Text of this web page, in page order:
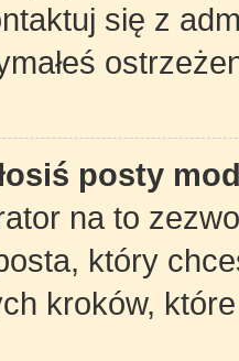
się z
posty
na to
który
kroków,